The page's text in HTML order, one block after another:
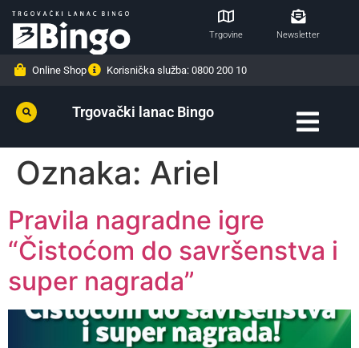
Trgovine Newsletter
Online Shop Korisnička služba: 0800 200 10
Trgovački lanac Bingo
Oznaka: Ariel
Pravila nagradne igre
“Čistoćom do savršenstva i
super nagrada”